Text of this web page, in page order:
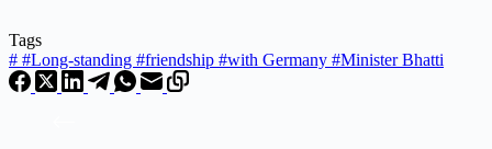
Tags
# #Long-standing #friendship #with Germany #Minister Bhatti